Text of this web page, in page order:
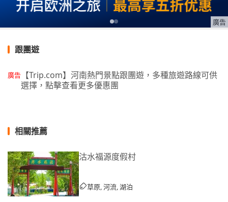
廣告
跟團遊
廣告 【Trip.com】河南熱門景點跟團遊，多種旅遊路線可供
選擇，點擊查看更多優惠團
相關推薦
沽水福源度假村
草原, 河流, 湖泊